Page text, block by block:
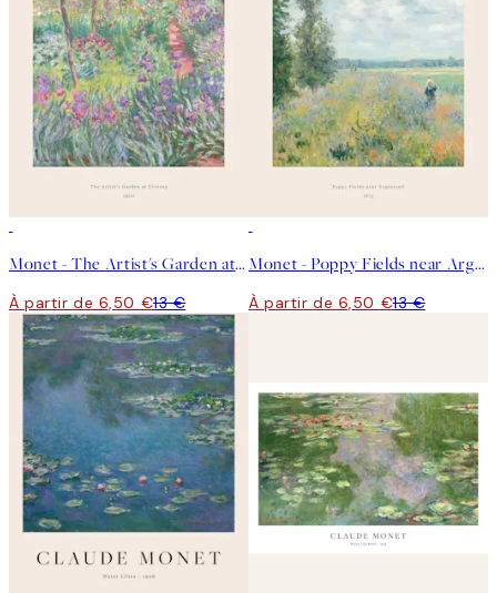
Monet - The Artist's Garden at Giverny Affiche
À partir de 6,50 €13 €
Monet - Poppy Fields near Argenteuil Affiche
À partir de 6,50 €13 €